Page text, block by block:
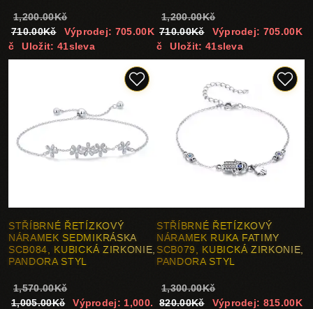
1,200.00Kč
710.00Kč
Výprodej: 705.00K
č
Uložit: 41sleva
1,200.00Kč
710.00Kč
Výprodej: 705.00K
č
Uložit: 41sleva
STŘÍBRNÉ ŘETÍZKOVÝ
NÁRAMEK SEDMIKRÁSKA
SCB084, KUBICKÁ ZIRKONIE,
PANDORA STYL
1,570.00Kč
1,005.00Kč
Výprodej: 1,000.
STŘÍBRNÉ ŘETÍZKOVÝ
NÁRAMEK RUKA FATIMY
SCB079, KUBICKÁ ZIRKONIE,
PANDORA STYL
1,300.00Kč
820.00Kč
Výprodej: 815.00K